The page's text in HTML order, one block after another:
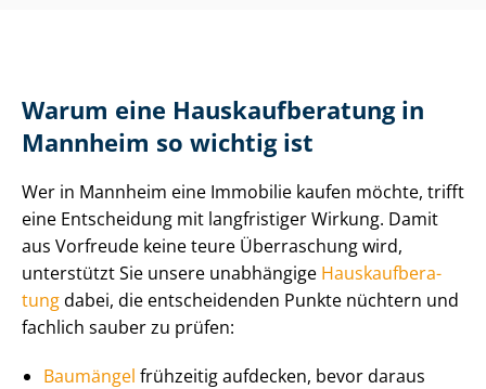
Warum eine Haus­kauf­be­ra­tung in
Mannheim so wichtig ist
Wer in Mannheim eine Immobilie kaufen möchte, trifft
eine Entscheidung mit langfristiger Wirkung. Damit
aus Vorfreude keine teure Überraschung wird,
unterstützt Sie unsere unabhängige Haus­kauf­be­ra­
tungdabei, die entscheidenden Punkte nüchtern und
fachlich sauber zu prüfen:
Baumängel frühzeitig aufdecken, bevor daraus